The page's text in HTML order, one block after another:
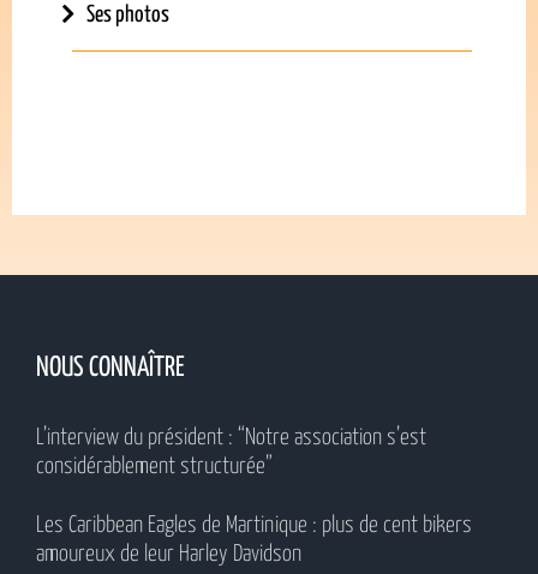
Ses photos
NOUS CONNAÎTRE
L’interview du président : “Notre association s’est
considérablement structurée”
Les Caribbean Eagles de Martinique : plus de cent bikers
amoureux de leur Harley Davidson